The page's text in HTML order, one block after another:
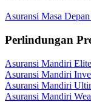
Asuransi Masa
Perlindungan
Asuransi Mandiri
Asuransi Mandiri
Asuransi Mandiri
Asuransi Mandiri